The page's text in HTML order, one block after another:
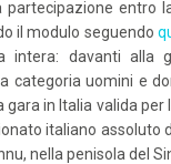
entro
il modulo seguendo
intera: davanti alla
categoria uomini e
gara in Italia valida per
italiano assoluto
nella penisola del